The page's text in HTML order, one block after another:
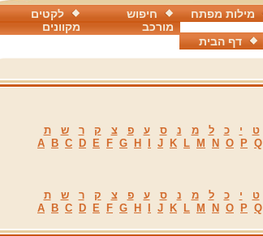
לקטים
מקוונים
חיפוש
מורכב
מילות מפתח
דף הבית
ט י כ ל מ נ ס ע פ צ ק ר ש
ת
A
B C D E F G H J K L M N O P Q
ט י כ ל מ נ ס ע פ צ ק ר ש
ת
A
B C D E F G H J K L M N O P Q